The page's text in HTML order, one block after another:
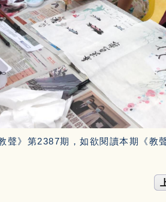
聲》第2387期，如欲閱讀本期《教